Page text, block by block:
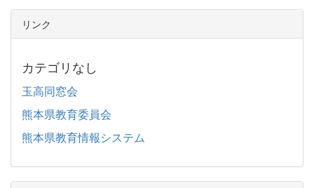
リンク
カテゴリなし
玉高同窓会
熊本県教育委員会
熊本県教育情報システム